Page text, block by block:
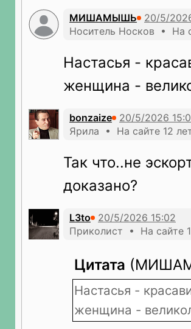
МИШАМЫШЬ
Носитель Носков • На
Настасья -
женщина -
bonzaize
Ярила • На сайте 12
Так что..не
доказано?
L3to
Приколист • На сайте
Цитата
Настасья -
женщина -